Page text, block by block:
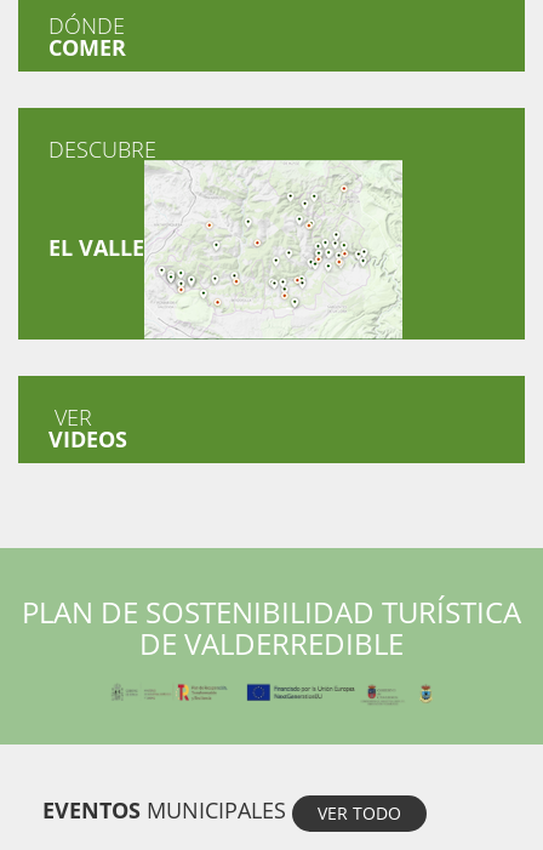
DÓNDE
COMER
DESCUBRE
EL VALLE
VER
VIDEOS
PLAN DE SOSTENIBILIDAD TURÍSTICA
DE VALDERREDIBLE
EVENTOS MUNICIPALES VER TODO